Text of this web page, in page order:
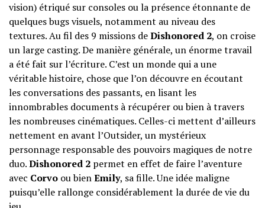
vision) étriqué sur consoles ou la présence étonnante de
quelques bugs visuels, notamment au niveau des
textures. Au fil des 9 missions deDishonored 2, on croise
un large casting. De manière générale, un énorme travail
a été fait sur l’écriture. C’est un monde qui a une
véritable histoire, chose que l’on découvre en écoutant
les conversations des passants, en lisant les
innombrables documents à récupérer ou bien à travers
les nombreuses cinématiques. Celles-ci mettent d’ailleurs
nettement en avant l’Outsider, un mystérieux
personnage responsable des pouvoirs magiques de notre
duo.Dishonored 2 permet en effet de faire l’aventure
avec Corvo ou bienEmily, sa fille. Une idée maligne
puisqu’elle rallonge considérablement la durée de vie du